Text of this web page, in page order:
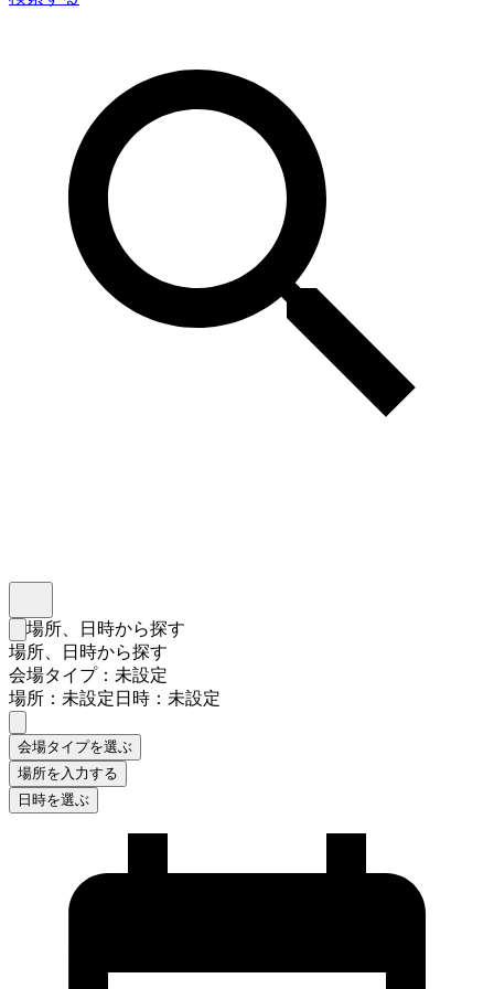
検索フォームを閉じる
場所、日時から探す
場所、日時から探す
会場タイプ：未設定
場所：未設定日時：未設定
会場タイプを選ぶ
場所を入力する
日時を選ぶ